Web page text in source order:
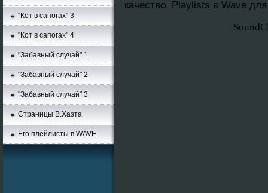
"Кот в сапогах" 3
"Кот в сапогах" 4
"Забавный случай" 1
"Забавный случай" 2
"Забавный случай" 3
Страницы В.Хаэта
Его плейлисты в WAVE
качество. Playlists в Wave